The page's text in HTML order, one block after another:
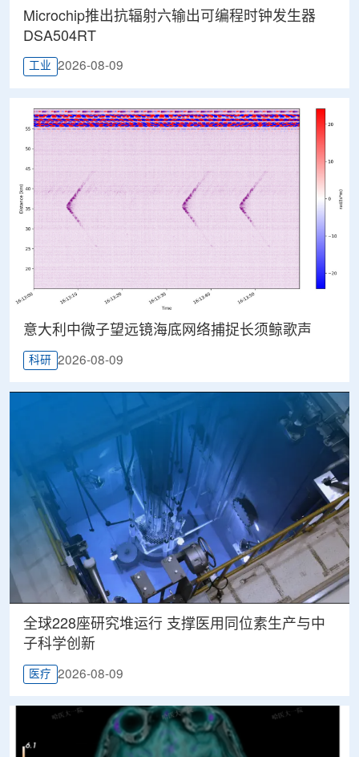
Microchip推出抗辐射六输出可编程时钟发生器
DSA504RT
工业 2026-08-09
意大利中微子望远镜海底网络捕捉长须鲸歌声
科研 2026-08-09
全球228座研究堆运行 支撑医用同位素生产与中
子科学创新
医疗 2026-08-09